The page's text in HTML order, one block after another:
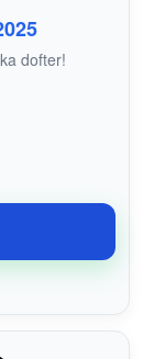
dofter!